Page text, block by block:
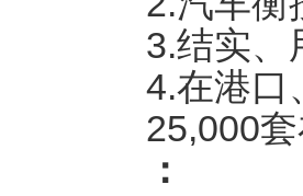
3.结实、
4.在港口
25,000
：